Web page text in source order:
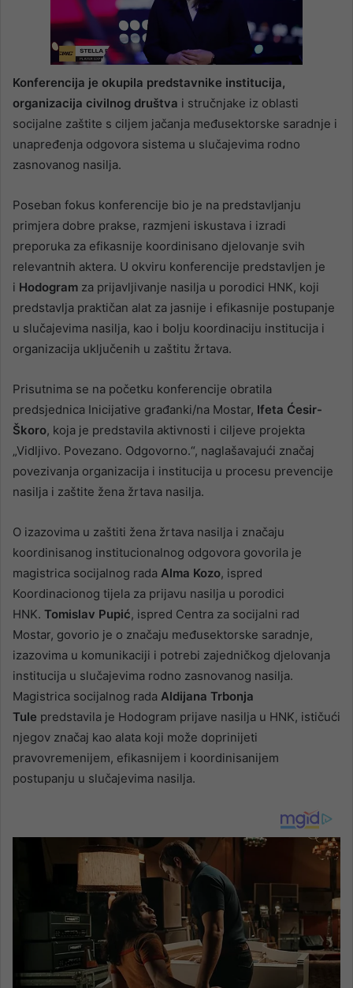
Konferencija je okupila predstavnike institucija,
organizacija civilnog društva i stručnjake iz oblasti
socijalne zaštite s ciljem jačanja međusektorske saradnje i
unapređenja odgovora sistema u slučajevima rodno
zasnovanog nasilja.
Poseban fokus konferencije bio je na predstavljanju
primjera dobre prakse, razmjeni iskustava i izradi
preporuka za efikasnije koordinisano djelovanje svih
relevantnih aktera. U okviru konferencije predstavljen je
i Hodogram za prijavljivanje nasilja u porodici HNK, koji
predstavlja praktičan alat za jasnije i efikasnije postupanje
u slučajevima nasilja, kao i bolju koordinaciju institucija i
organizacija uključenih u zaštitu žrtava.
Prisutnima se na početku konferencije obratila
predsjednica Inicijative građanki/na Mostar, Ifeta Ćesir-
Škoro, koja je predstavila aktivnosti i ciljeve projekta
„Vidljivo. Povezano. Odgovorno.“, naglašavajući značaj
povezivanja organizacija i institucija u procesu prevencije
nasilja i zaštite žena žrtava nasilja.
O izazovima u zaštiti žena žrtava nasilja i značaju
koordinisanog institucionalnog odgovora govorila je
magistrica socijalnog rada Alma Kozo, ispred
Koordinacionog tijela za prijavu nasilja u porodici
HNK. Tomislav Pupić, ispred Centra za socijalni rad
Mostar, govorio je o značaju međusektorske saradnje,
izazovima u komunikaciji i potrebi zajedničkog djelovanja
institucija u slučajevima rodno zasnovanog nasilja.
Magistrica socijalnog rada Aldijana Trbonja
Tule predstavila je Hodogram prijave nasilja u HNK, ističući
njegov značaj kao alata koji može doprinijeti
pravovremenijem, efikasnijem i koordinisanijem
postupanju u slučajevima nasilja.